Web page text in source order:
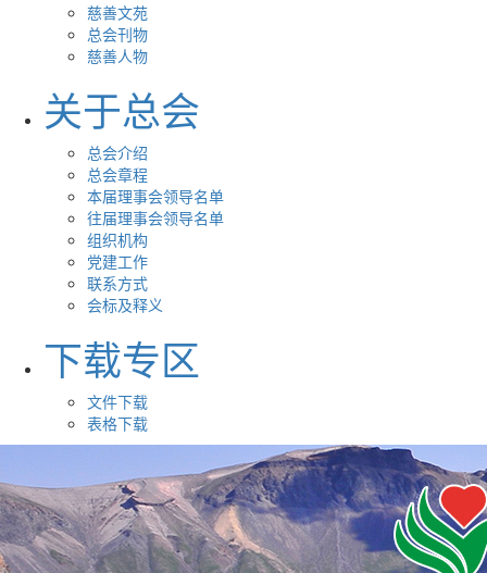
慈善文苑
总会刊物
慈善人物
关于总会
总会介绍
总会章程
本届理事会领导名单
往届理事会领导名单
组织机构
党建工作
联系方式
会标及释义
下载专区
文件下载
表格下载